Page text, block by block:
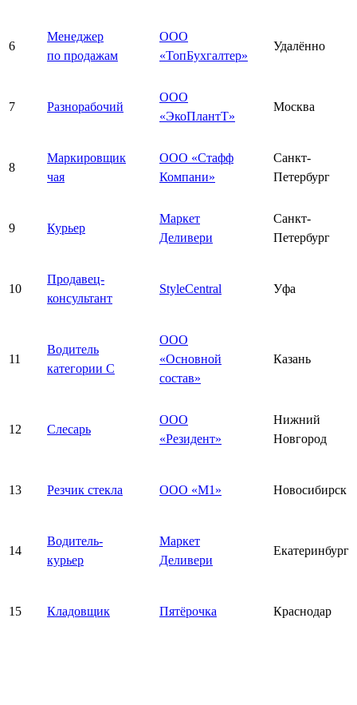
6
Менеджер
по продажам
ООО
«ТопБухгалтер»
Удалённо
7 Разнорабочий
ООО
«ЭкоПлантТ»
Москва
8
Маркировщик
чая
ООО «Стафф
Компани»
Санкт-
Петербург
9 Курьер
Маркет
Деливери
Санкт-
Петербург
10
Продавец-
консультант
StyleCentral Уфа
11
Водитель
категории С
ООО
«Основной
состав»
Казань
12 Слесарь
ООО
«Резидент»
Нижний
Новгород
13 Резчик стекла ООО «М1» Новосибирск
14
Водитель-
курьер
Маркет
Деливери
Екатеринбург
15 Кладовщик Пятёрочка Краснодар